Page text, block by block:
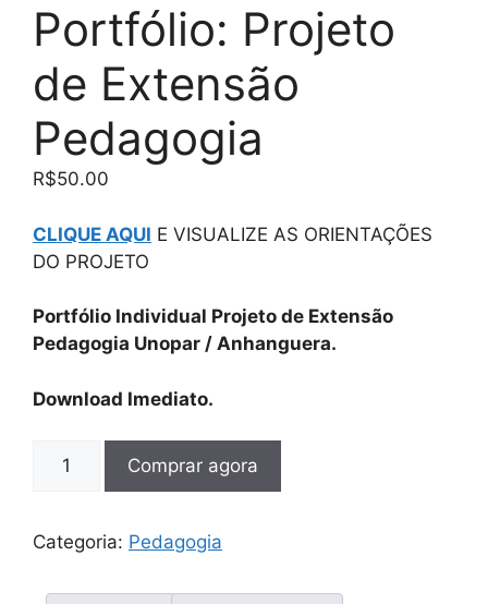
Portfólio: Projeto
de Extensão
Pedagogia
R$50.00
CLIQUE AQUI E VISUALIZE AS ORIENTAÇÕES
DO PROJETO
Portfólio Individual Projeto de Extensão
Pedagogia Unopar / Anhanguera.
Download Imediato.
Comprar agora
Categoria: Pedagogia